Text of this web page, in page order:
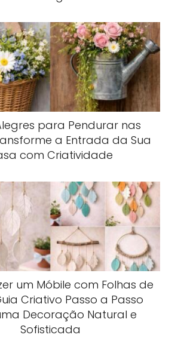
para Pendurar nas
a Entrada da Sua
com Criatividade
um Móbile com Folhas de
Criativo Passo a Passo
Decoração Natural e
Sofisticada